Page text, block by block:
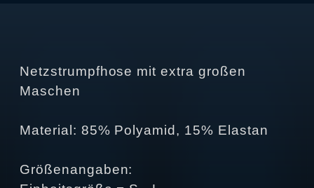
Netzstrumpfhose mit extra großen
Maschen
Material: 85% Polyamid, 15% Elastan
Größenangaben: